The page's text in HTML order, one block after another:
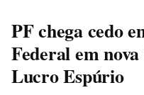
PF chega cedo
Federal em
Lucro Espúrio